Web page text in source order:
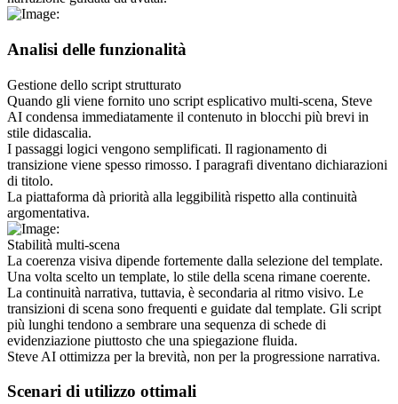
Analisi delle funzionalità
Gestione dello script strutturato
Quando gli viene fornito uno script esplicativo multi-scena, Steve
AI condensa immediatamente il contenuto in blocchi più brevi in
stile didascalia.
I passaggi logici vengono semplificati. Il ragionamento di
transizione viene spesso rimosso. I paragrafi diventano dichiarazioni
di titolo.
La piattaforma dà priorità alla leggibilità rispetto alla continuità
argomentativa.
Stabilità multi-scena
La coerenza visiva dipende fortemente dalla selezione del template.
Una volta scelto un template, lo stile della scena rimane coerente.
La continuità narrativa, tuttavia, è secondaria al ritmo visivo. Le
transizioni di scena sono frequenti e guidate dal template. Gli script
più lunghi tendono a sembrare una sequenza di schede di
evidenziazione piuttosto che una spiegazione fluida.
Steve AI ottimizza per la brevità, non per la progressione narrativa.
Scenari di utilizzo ottimali